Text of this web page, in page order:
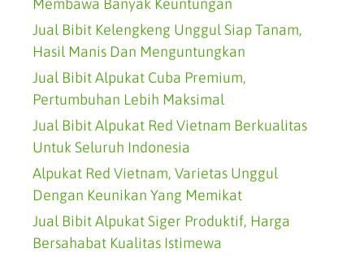
Jual Bibit Kelengkeng Unggul Siap Tanam,
Hasil Manis Dan Menguntungkan
Jual Bibit Alpukat Cuba Premium,
Pertumbuhan Lebih Maksimal
Jual Bibit Alpukat Red Vietnam Berkualitas
Untuk Seluruh Indonesia
Alpukat Red Vietnam, Varietas Unggul
Dengan Keunikan Yang Memikat
Jual Bibit Alpukat Siger Produktif, Harga
Bersahabat Kualitas Istimewa